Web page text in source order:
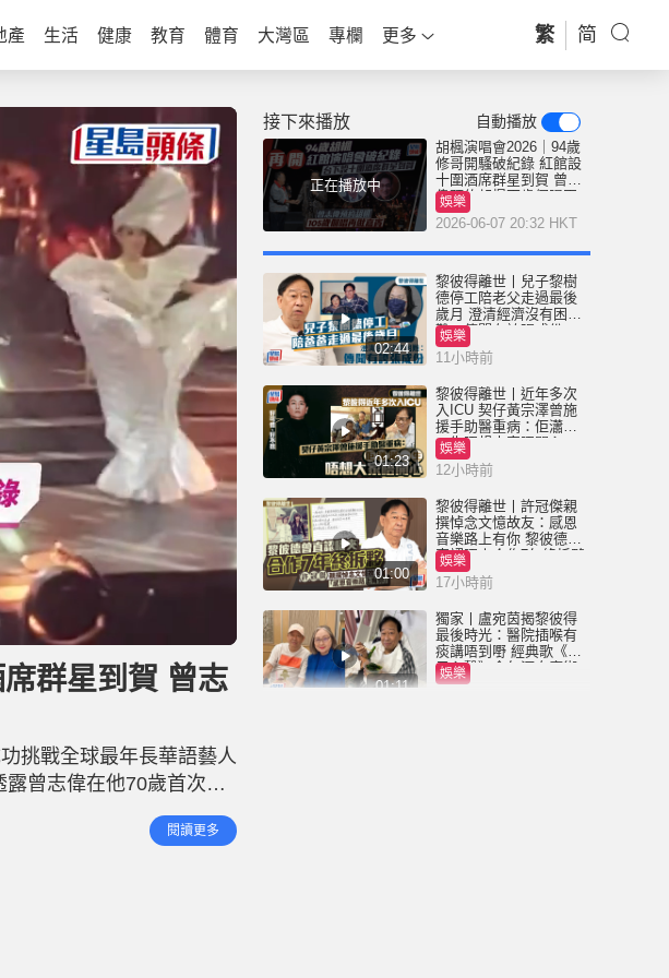
產 生活 健康 教育 體育 大灣區 專欄 更多 繁 简
群星到賀 曾志
挑戰全球最年長華語藝人
曾志偉在他70歲首次舉
至全世界都沒有人能在這
還要強大，甚至當場與
閱讀更多
接下來播放 自動播放
正在播放中
胡楓演唱會2026｜94歲
修哥開騷破紀錄 紅館設
十圍酒席群星到賀 曾志
偉預約胡楓百歲個唱再
做嘉賓
娛樂
2026-06-07 20:32 HKT
02:44
黎彼得離世丨兒子黎樹
德停工陪老父走過最後
歲月 澄清經濟沒有困
難：傳聞有誇張成份
娛樂
11小時前
01:23
黎彼得離世丨近年多次
入ICU 契仔黃宗澤曾施
援手助醫重病：佢瀟灑
一生唔想大家唔開心
娛樂
12小時前
01:00
黎彼得離世丨許冠傑親
撰悼念文憶故友：感恩
音樂路上有你 黎彼德曾
直認唔夾合作7年終拆夥
娛樂
17小時前
01:11
獨家丨盧宛茵揭黎彼得
最後時光：醫院插喉有
痰講唔到嘢 經典歌《浪
子心聲》金句源自廟街
睇相佬
娛樂